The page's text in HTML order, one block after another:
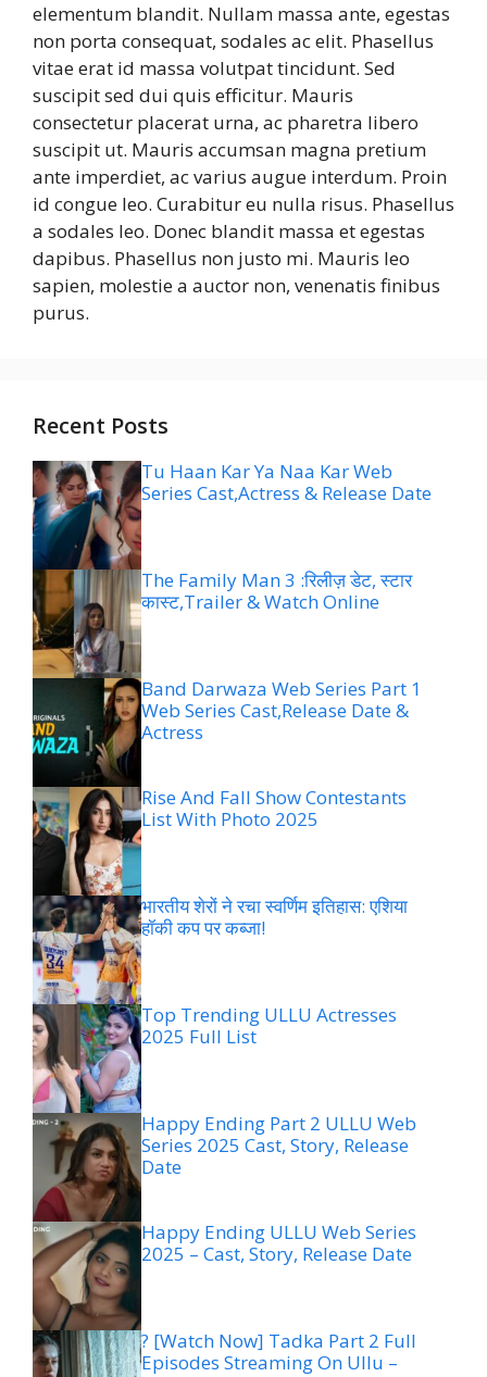
elementum blandit. Nullam massa ante, egestas
non porta consequat, sodales ac elit. Phasellus
vitae erat id massa volutpat tincidunt. Sed
suscipit sed dui quis efficitur. Mauris
consectetur placerat urna, ac pharetra libero
suscipit ut. Mauris accumsan magna pretium
ante imperdiet, ac varius augue interdum. Proin
id congue leo. Curabitur eu nulla risus. Phasellus
a sodales leo. Donec blandit massa et egestas
dapibus. Phasellus non justo mi. Mauris leo
sapien, molestie a auctor non, venenatis finibus
purus.
Recent Posts
Tu Haan Kar Ya Naa Kar Web
Series Cast,Actress & Release Date
The Family Man 3 :रिलीज़ डेट, स्टार
कास्ट,Trailer & Watch Online
Band Darwaza Web Series Part 1
Web Series Cast,Release Date &
Actress
Rise And Fall Show Contestants
List With Photo 2025
भारतीय शेरों ने रचा स्वर्णिम इतिहास: एशिया
हॉकी कप पर कब्जा!
Top Trending ULLU Actresses
2025 Full List
Happy Ending Part 2 ULLU Web
Series 2025 Cast, Story, Release
Date
Happy Ending ULLU Web Series
2025 – Cast, Story, Release Date
? [Watch Now] Tadka Part 2 Full
Episodes Streaming On Ullu –